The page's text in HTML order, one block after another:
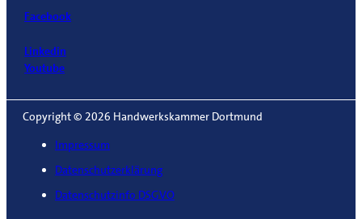
Facebook
Linkedin
Youtube
Copyright © 2026 Handwerkskammer Dortmund
Impressum
Datenschutzerklärung
Datenschutzinfo DSGVO